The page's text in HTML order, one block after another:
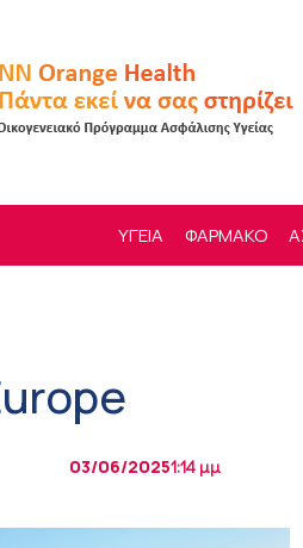
ΥΓΕΙΑ ΦΑΡΜΑΚΟ
03/06/20251:14 μμ